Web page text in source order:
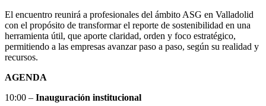
El encuentro reunirá a profesionales del ámbito ASG en Valladolid
con el propósito de transformar el reporte de sostenibilidad en una
herramienta útil, que aporte claridad, orden y foco estratégico,
permitiendo a las empresas avanzar paso a paso, según su realidad y
recursos.
AGENDA
10:00 – Inauguración institucional